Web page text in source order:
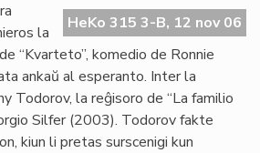
HeKo 315 3-B, 12 nov 06
la
“Kvarteto”, komedio de Ronnie
ankaŭ al esperanto. Inter la
Todorov, la reĝisoro de “La familio
Silfer (2003). Todorov fakte
kiun li pretas surscenigi kun